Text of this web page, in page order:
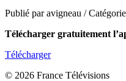
Publié par avigneau /
Télécharger gratuitement
Télécharger
© 2026 France Télévisions